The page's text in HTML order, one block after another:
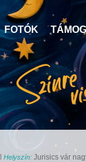
FOTÓK
Helyszín: Jurisics vár